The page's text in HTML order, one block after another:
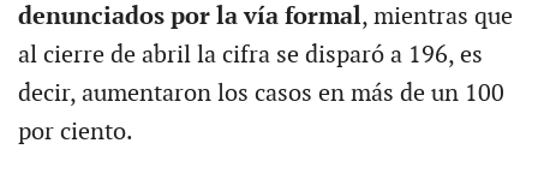
denunciados por la vía formal, mientras que
al cierre de abril la cifra se disparó a 196, es
decir, aumentaron los casos en más de un 100
por ciento.